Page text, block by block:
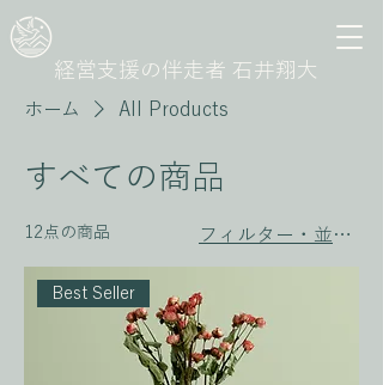
経営支援の伴走者 石井翔大
ホーム All Products
すべての商品
12点の商品 フィルター・並び替え
Best Seller